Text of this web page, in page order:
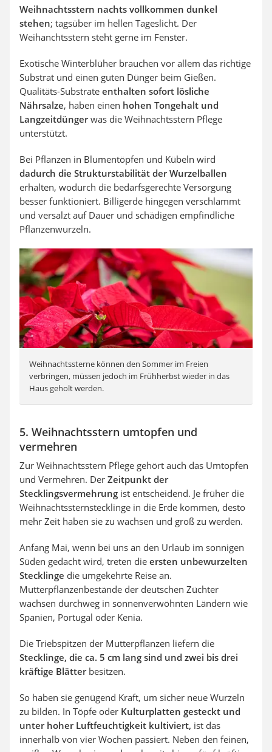
Weihnachtsstern nachts vollkommen dunkel
stehen; tagsüber im hellen Tageslicht. Der
Weihanchtsstern steht gerne im Fenster.
Exotische Winterblüher brauchen vor allem das richtige
Substrat und einen guten Dünger beim Gießen.
Qualitäts-Substrate enthalten sofort lösliche
Nährsalze, haben einen hohen Tongehalt und
Langzeitdüngerwas die Weihnachtsstern Pflege
unterstützt.
Bei Pflanzen in Blumentöpfen und Kübeln wird
dadurch die Strukturstabilität der Wurzelballen
erhalten, wodurch die bedarfsgerechte Versorgung
besser funktioniert. Billigerde hingegen verschlammt
und versalzt auf Dauer und schädigen empfindliche
Pflanzenwurzeln.
Weihnachtssterne können den Sommer im Freien
verbringen, müssen jedoch im Frühherbst wieder in das
Haus geholt werden.
5. Weihnachtsstern umtopfen und
vermehren
Zur Weihnachtsstern Pflege gehört auch das Umtopfen
und Vermehren. Der Zeitpunkt der
Stecklingsvermehrung ist entscheidend. Je früher die
Weihnachtssternstecklinge in die Erde kommen, desto
mehr Zeit haben sie zu wachsen und groß zu werden.
Anfang Mai, wenn bei uns an den Urlaub im sonnigen
Süden gedacht wird, treten die ersten unbewurzelten
Stecklinge die umgekehrte Reise an.
Mutterpflanzenbestände der deutschen Züchter
wachsen durchweg in sonnenverwöhnten Ländern wie
Spanien, Portugal oder Kenia.
Die Triebspitzen der Mutterpflanzen liefern die
Stecklinge, die ca. 5 cm lang sind und zwei bis drei
kräftige Blätterbesitzen.
So haben sie genügend Kraft, um sicher neue Wurzeln
zu bilden. In Töpfe oder Kulturplatten gesteckt und
unter hoher Luftfeuchtigkeit kultiviert, ist das
innerhalb von vier Wochen passiert. Neben den feinen,